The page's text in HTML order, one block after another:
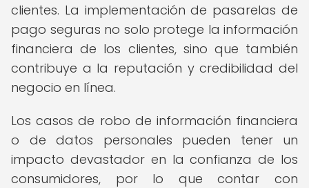
clientes. La implementación de pasarelas de
pago seguras no solo protege la información
financiera de los clientes, sino que también
contribuye a la reputación y credibilidad del
negocio en línea.
Los casos de robo de información financiera
o de datos personales pueden tener un
impacto devastador en la confianza de los
consumidores, por lo que contar con